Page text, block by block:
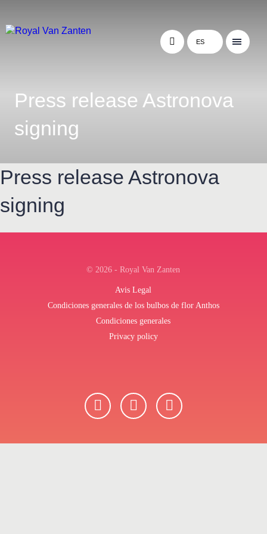
ES
Press release Astronova
signing
Press release Astronova
signing
© 2026 - Royal Van Zanten
Avis Legal
Condiciones generales de los bulbos de flor Anthos
Condiciones generales
Privacy policy